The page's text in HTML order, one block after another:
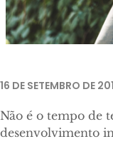
16 DE SETEMBRO DE
Não é o tempo de
desenvolvimento